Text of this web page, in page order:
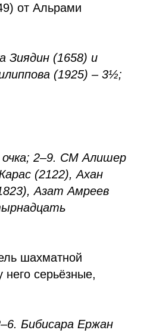
от Альрами
Зиядин (1658) и
(1925) – 3½;
2–9. CM Алишер
(2122), Ахан
Азат Амреев
шахматной
серьёзные,
Бибисара Ержан